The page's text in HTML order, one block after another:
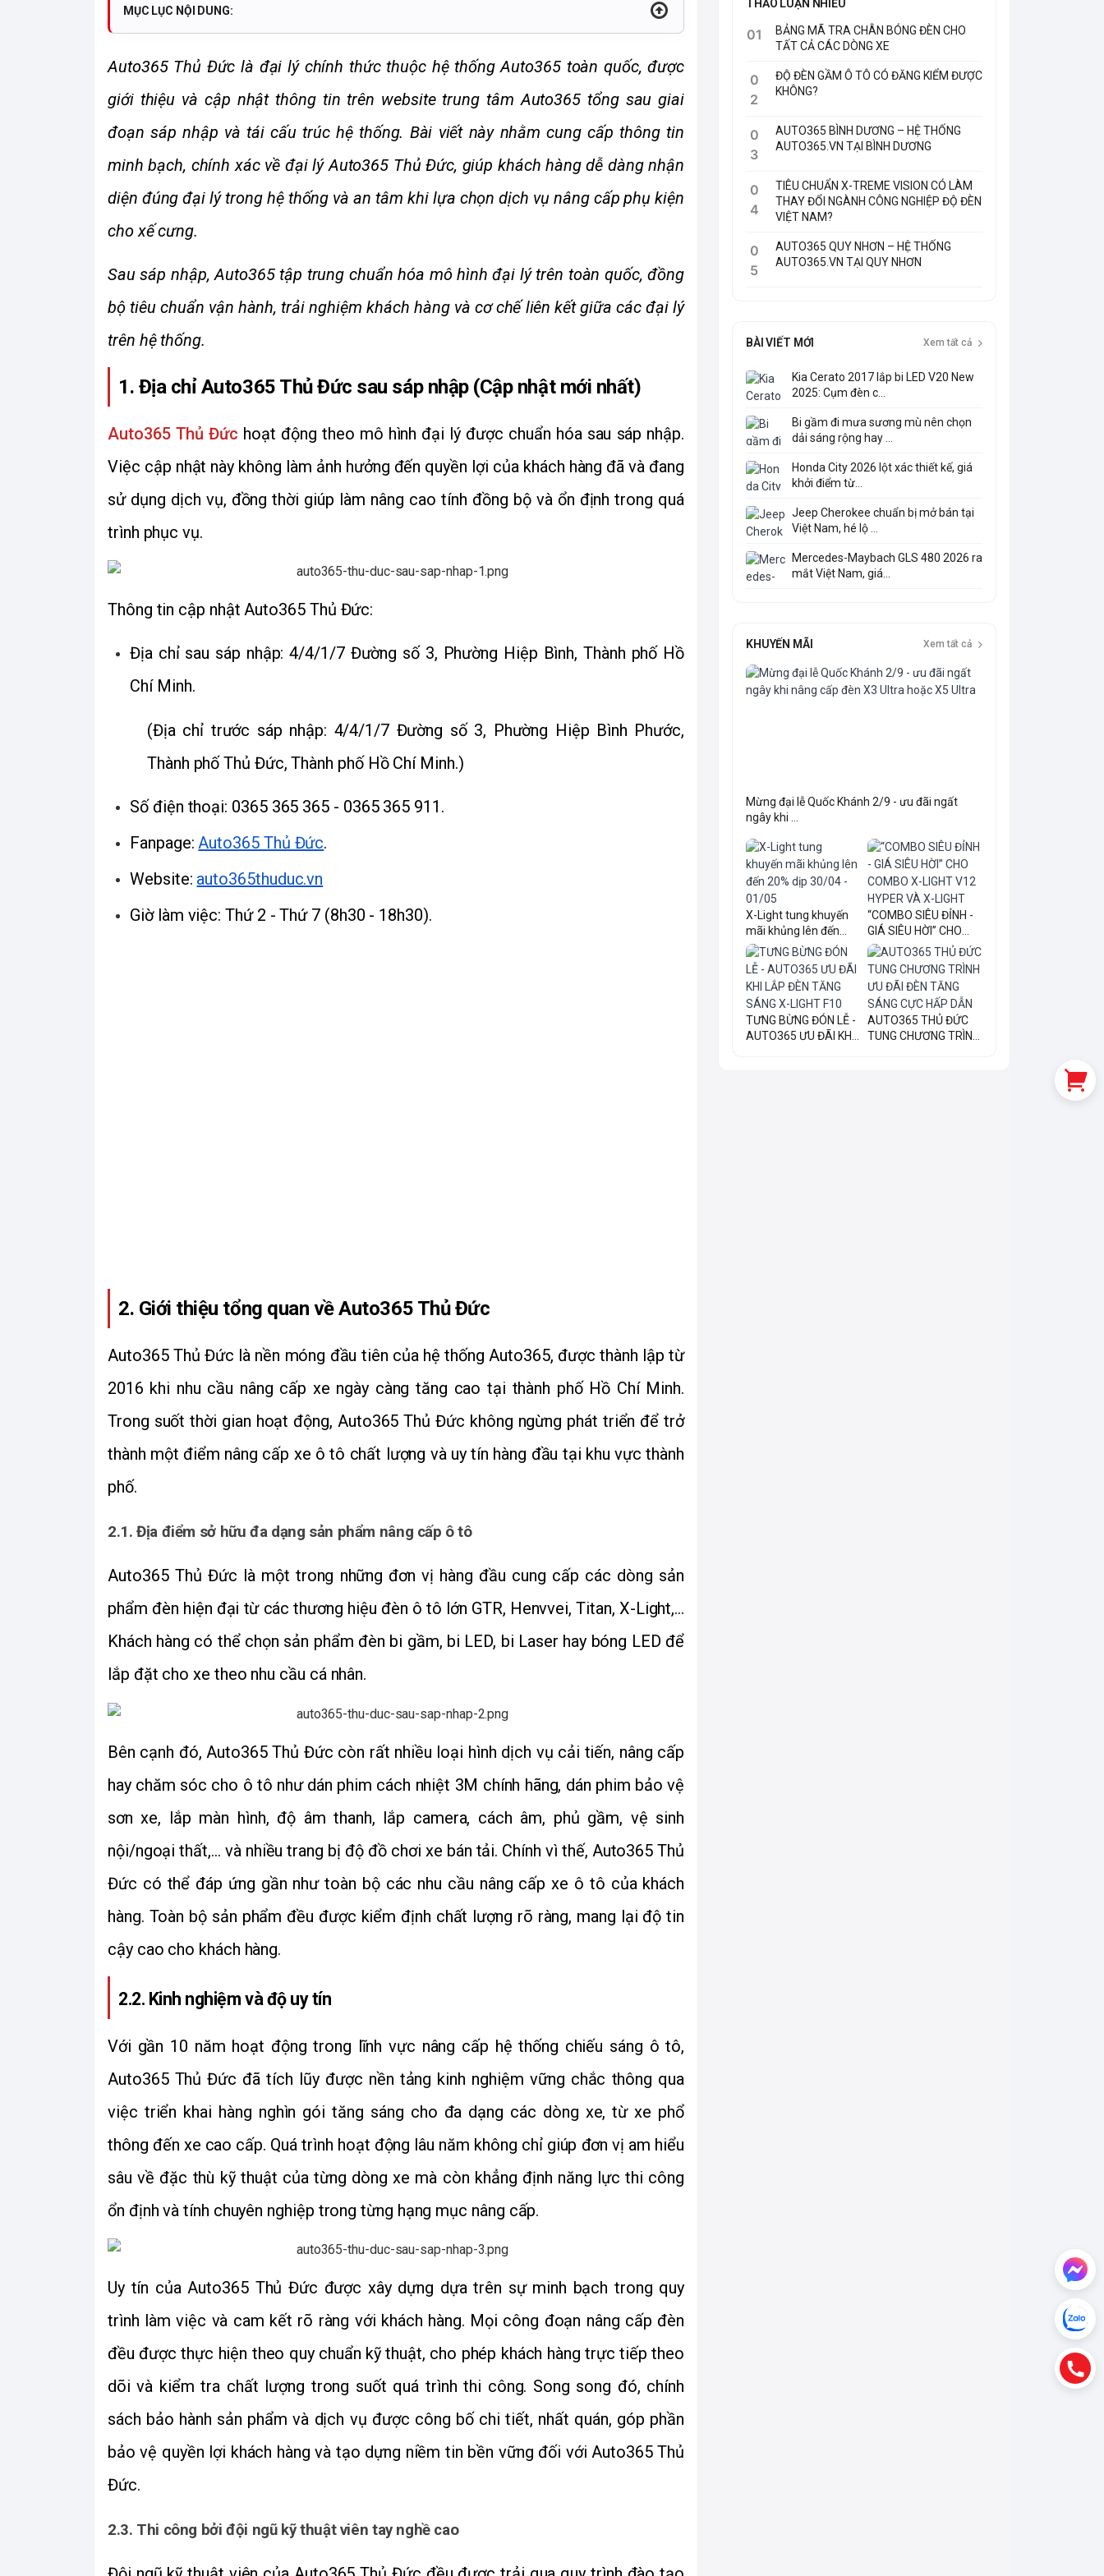
MỤC LỤC NỘI DUNG:
Auto365 Thủ Đức là đại lý chính thức thuộc hệ thống Auto365 toàn quốc, được
giới thiệu và cập nhật thông tin trên website trung tâm Auto365 tổng sau giai
đoạn sáp nhập và tái cấu trúc hệ thống. Bài viết này nhằm cung cấp thông tin
minh bạch, chính xác về đại lý Auto365 Thủ Đức, giúp khách hàng dễ dàng nhận
diện đúng đại lý trong hệ thống và an tâm khi lựa chọn dịch vụ nâng cấp phụ kiện
cho xế cưng.
Sau sáp nhập, Auto365 tập trung chuẩn hóa mô hình đại lý trên toàn quốc, đồng
bộ tiêu chuẩn vận hành, trải nghiệm khách hàng và cơ chế liên kết giữa các đại lý
trên hệ thống.
1. Địa chỉ Auto365 Thủ Đức sau sáp nhập (Cập nhật mới nhất)
Auto365 Thủ Đức hoạt động theo mô hình đại lý được chuẩn hóa sau sáp nhập.
Việc cập nhật này không làm ảnh hưởng đến quyền lợi của khách hàng đã và đang
sử dụng dịch vụ, đồng thời giúp làm nâng cao tính đồng bộ và ổn định trong quá
trình phục vụ.
Thông tin cập nhật Auto365 Thủ Đức:
Địa chỉ sau sáp nhập: 4/4/1/7 Đường số 3, Phường Hiệp Bình, Thành phố Hồ
Chí Minh.
(Địa chỉ trước sáp nhập: 4/4/1/7 Đường số 3, Phường Hiệp Bình Phước,
Thành phố Thủ Đức, Thành phố Hồ Chí Minh.)
Số điện thoại: 0365 365 365 - 0365 365 911.
Fanpage: Auto365 Thủ Đức
Website: auto365thuduc.vn
Giờ làm việc: Thứ 2 - Thứ 7 (8h30 - 18h30).
2. Giới thiệu tổng quan về Auto365 Thủ Đức
Auto365 Thủ Đức là nền móng đầu tiên của hệ thống Auto365, được thành lập từ
2016 khi nhu cầu nâng cấp xe ngày càng tăng cao tại thành phố Hồ Chí Minh.
Trong suốt thời gian hoạt động, Auto365 Thủ Đức không ngừng phát triển để trở
thành một điểm nâng cấp xe ô tô chất lượng và uy tín hàng đầu tại khu vực thành
phố.
2.1. Địa điểm sở hữu đa dạng sản phẩm nâng cấp ô tô
Auto365 Thủ Đức là một trong những đơn vị hàng đầu cung cấp các dòng sản
phẩm đèn hiện đại từ các thương hiệu đèn ô tô lớn GTR, Henvvei, Titan, X-Light,...
Khách hàng có thể chọn sản phẩm đèn bi gầm, bi LED, bi Laser hay bóng LED để
lắp đặt cho xe theo nhu cầu cá nhân.
Bên cạnh đó, Auto365 Thủ Đức còn rất nhiều loại hình dịch vụ cải tiến, nâng cấp
hay chăm sóc cho ô tô như dán phim cách nhiệt 3M chính hãng, dán phim bảo vệ
sơn xe, lắp màn hình, độ âm thanh, lắp camera, cách âm, phủ gầm, vệ sinh
nội/ngoại thất,... và nhiều trang bị độ đồ chơi xe bán tải. Chính vì thế, Auto365 Thủ
Đức có thể đáp ứng gần như toàn bộ các nhu cầu nâng cấp xe ô tô của khách
hàng. Toàn bộ sản phẩm đều được kiểm định chất lượng rõ ràng, mang lại độ tin
cậy cao cho khách hàng.
2.2. Kinh nghiệm và độ uy tín
Với gần 10 năm hoạt động trong lĩnh vực nâng cấp hệ thống chiếu sáng ô tô,
Auto365 Thủ Đức đã tích lũy được nền tảng kinh nghiệm vững chắc thông qua
việc triển khai hàng nghìn gói tăng sáng cho đa dạng các dòng xe, từ xe phổ
thông đến xe cao cấp. Quá trình hoạt động lâu năm không chỉ giúp đơn vị am hiểu
sâu về đặc thù kỹ thuật của từng dòng xe mà còn khẳng định năng lực thi công
ổn định và tính chuyên nghiệp trong từng hạng mục nâng cấp.
Uy tín của Auto365 Thủ Đức được xây dựng dựa trên sự minh bạch trong quy
trình làm việc và cam kết rõ ràng với khách hàng. Mọi công đoạn nâng cấp đèn
đều được thực hiện theo quy chuẩn kỹ thuật, cho phép khách hàng trực tiếp theo
dõi và kiểm tra chất lượng trong suốt quá trình thi công. Song song đó, chính
sách bảo hành sản phẩm và dịch vụ được công bố chi tiết, nhất quán, góp phần
bảo vệ quyền lợi khách hàng và tạo dựng niềm tin bền vững đối với Auto365 Thủ
Đức.
2.3. Thi công bởi đội ngũ kỹ thuật viên tay nghề cao
Đội ngũ kỹ thuật viên của Auto365 Thủ Đức đều được trải qua quy trình đào tạo
01
BẢNG MÃ TRA CHÂN BÓNG ĐÈN CHO
TẤT CẢ CÁC DÒNG XE
0
2
ĐỘ ĐÈN GẦM Ô TÔ CÓ ĐĂNG KIỂM ĐƯỢC
KHÔNG?
0
3
AUTO365 BÌNH DƯƠNG – HỆ THỐNG
AUTO365.VN TẠI BÌNH DƯƠNG
0
4
TIÊU CHUẨN X-TREME VISION CÓ LÀM
THAY ĐỔI NGÀNH CÔNG NGHIỆP ĐỘ ĐÈN
VIỆT NAM?
0
5
AUTO365 QUY NHƠN – HỆ THỐNG
AUTO365.VN TẠI QUY NHƠN
BÀI VIẾT MỚI Xem tất cả
Kia Cerato 2017 lắp bi LED V20 New
2025: Cụm đèn c...
Bi gầm đi mưa sương mù nên chọn
dải sáng rộng hay ...
Honda City 2026 lột xác thiết kế, giá
khởi điểm từ...
Jeep Cherokee chuẩn bị mở bán tại
Việt Nam, hé lộ ...
Mercedes-Maybach GLS 480 2026 ra
mắt Việt Nam, giá...
KHUYẾN MÃI Xem tất cả
Mừng đại lễ Quốc Khánh 2/9 - ưu đãi ngất
ngây khi ...
X-Light tung khuyến
mãi khủng lên đến
20...
“COMBO SIÊU ĐỈNH -
GIÁ SIÊU HỜI” CHO
COM...
TƯNG BỪNG ĐÓN LỄ -
AUTO365 ƯU ĐÃI KHI
AUTO365 THỦ ĐỨC
TUNG CHƯƠNG TRÌNH